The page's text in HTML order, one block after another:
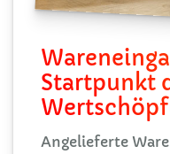
Startpunkt
Angelieferte